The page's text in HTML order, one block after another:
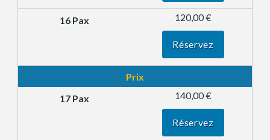
120,00 €
Réservez
Prix
140,00 €
Réservez